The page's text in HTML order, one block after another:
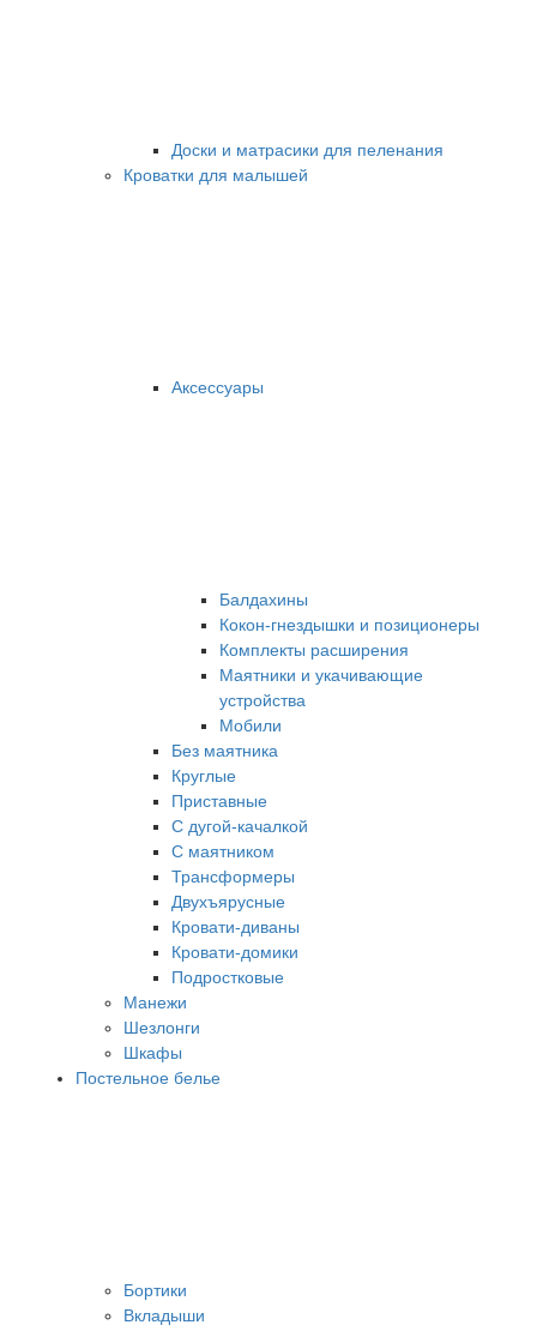
Доски и матрасики для пеленания
Кроватки для малышей
Аксессуары
Балдахины
Кокон-гнездышки и позиционеры
Комплекты расширения
Маятники и укачивающие
устройства
Мобили
Без маятника
Круглые
Приставные
С дугой-качалкой
С маятником
Трансформеры
Двухъярусные
Кровати-диваны
Кровати-домики
Подростковые
Манежи
Шезлонги
Шкафы
Постельное белье
Бортики
Вкладыши